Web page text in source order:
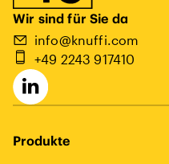
Wir sind für Sie da
info@knuffi.com
+49 2243 917410
Produkte